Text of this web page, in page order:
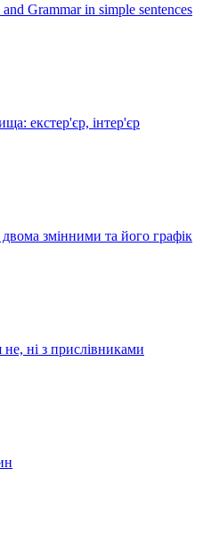
Grammar in simple sentences
екстер'єр, інтер'єр
змінними та його графік
ні з прислівниками